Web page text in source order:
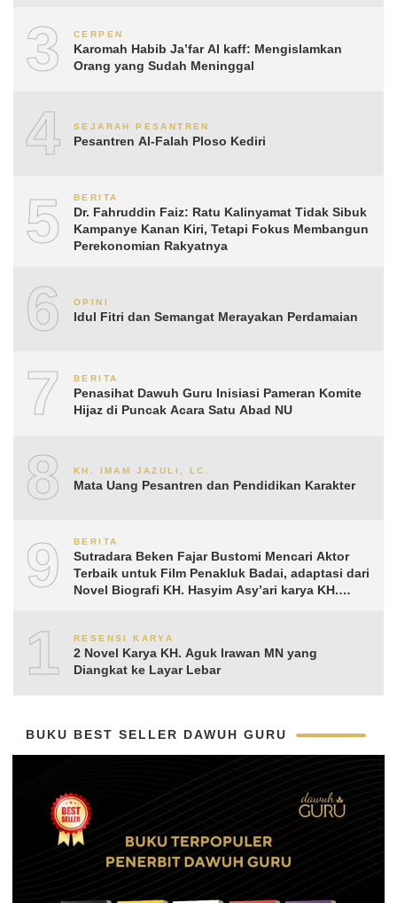
3 CERPEN
Karomah Habib Ja’far Al kaff: Mengislamkan
Orang yang Sudah Meninggal
4 SEJARAH PESANTREN
Pesantren Al-Falah Ploso Kediri
5 BERITA
Dr. Fahruddin Faiz: Ratu Kalinyamat Tidak Sibuk
Kampanye Kanan Kiri, Tetapi Fokus Membangun
Perekonomian Rakyatnya
6 OPINI
Idul Fitri dan Semangat Merayakan Perdamaian
7 BERITA
Penasihat Dawuh Guru Inisiasi Pameran Komite
Hijaz di Puncak Acara Satu Abad NU
8 KH. IMAM JAZULI, LC.
Mata Uang Pesantren dan Pendidikan Karakter
9 BERITA
Sutradara Beken Fajar Bustomi Mencari Aktor
Terbaik untuk Film Penakluk Badai, adaptasi dari
Novel Biografi KH. Hasyim Asy’ari karya KH.
10RESENSI KARYA
2 Novel Karya KH. Aguk Irawan MN yang
Diangkat ke Layar Lebar
BUKU BEST SELLER DAWUH GURU